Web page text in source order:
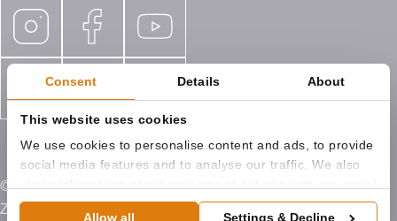
Consent Details About
This website uses cookies
We use cookies to personalise content and ads, to provide
social media features and to analyse our traffic. We also
media, advertising and analytics partners who may
Allow all Settings & Decline
© 2026 ROMA Benelux, Campagneweg 9 4761 RM
Zevenbergen